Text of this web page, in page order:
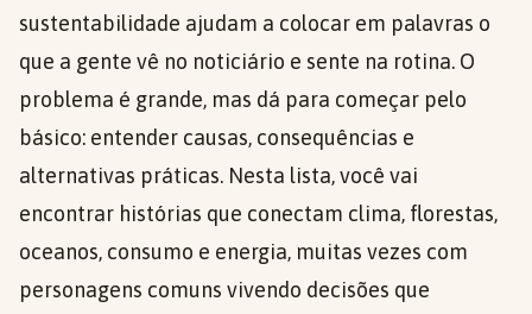
sustentabilidade ajudam a colocar em palavras o
que a gente vê no noticiário e sente na rotina. O
problema é grande, mas dá para começar pelo
básico: entender causas, consequências e
alternativas práticas. Nesta lista, você vai
encontrar histórias que conectam clima, florestas,
oceanos, consumo e energia, muitas vezes com
personagens comuns vivendo decisões que